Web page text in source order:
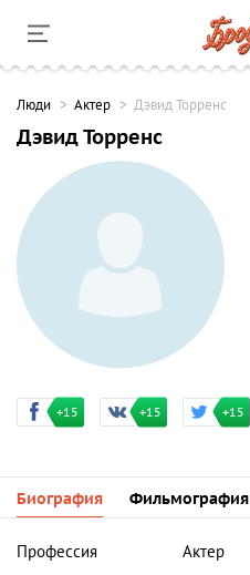
Люди Актер Дэвид Торренс
Дэвид Торренс
+15 +15 +15
Биография Фильмография
Профессия
Актер